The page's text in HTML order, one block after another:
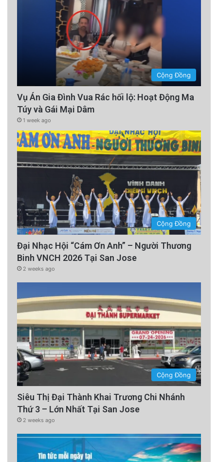
Cộng Đồng
Vụ Án Gia Đình Vua Rác hối lộ: Hoạt Động Ma
Túy và Gái Mại Dâm
1 week ago
Cộng Đồng
Đại Nhạc Hội “Cám Ơn Anh” – Người Thương
Binh VNCH 2026 Tại San Jose
2 weeks ago
Cộng Đồng
Siêu Thị Đại Thành Khai Trương Chi Nhánh
Thứ 3 – Lớn Nhất Tại San Jose
2 weeks ago